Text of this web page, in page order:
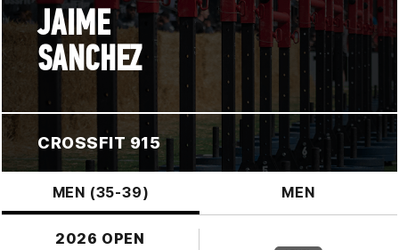
JAIME
SANCHEZ
CROSSFIT 915
MEN (35-39) MEN
2026 OPEN